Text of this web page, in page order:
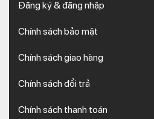
Đăng ký & đăng nhập
Chính sách bảo mật
Chính sách giao hàng
Chính sách đổi trả
Chính sách thanh toán